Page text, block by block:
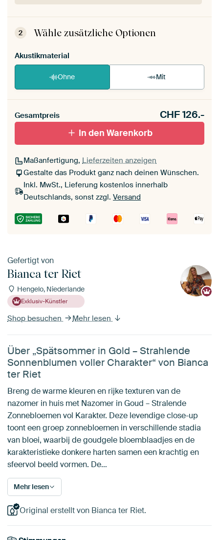
Dein ArtFrame ist im Handumdrehen
aufgebaut.Montageanleitung ansehen
2 Wähle zusätzliche Optionen
Akustikmaterial
Ohne Mit
Gesamtpreis CHF126.-
In den Warenkorb
Maßanfertigung, Lieferzeiten anzeigen
Gestalte das Produkt ganz nach deinen Wünschen.
Inkl. MwSt., Lieferung kostenlos innerhalb
Deutschlands, sonst zzgl. Versand
Gefertigt von
Bianca ter Riet
Hengelo, Niederlande
Exklusiv-Künstler
Shop besuchen Mehr lesen
Über „Spätsommer in Gold – Strahlende
Sonnenblumen voller Charakter“ von Bianca
ter Riet
Breng de warme kleuren en rijke texturen van de
nazomer in huis met Nazomer in Goud – Stralende
Zonnebloemen vol Karakter. Deze levendige close-up
toont een groep zonnebloemen in verschillende stadia
van bloei, waarbij de goudgele bloemblaadjes en de
karakteristieke donkere harten samen een krachtig en
sfeervol beeld vormen. De…
Mehr lesen
Original erstellt von Bianca ter Riet.